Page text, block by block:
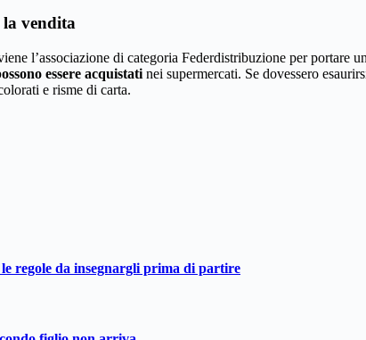
vendita
l’associazione di categoria Federdistribuzione per portare
essere acquistati nei supermercati. Se dovessero
e risme di carta.
regole da insegnargli prima di partire